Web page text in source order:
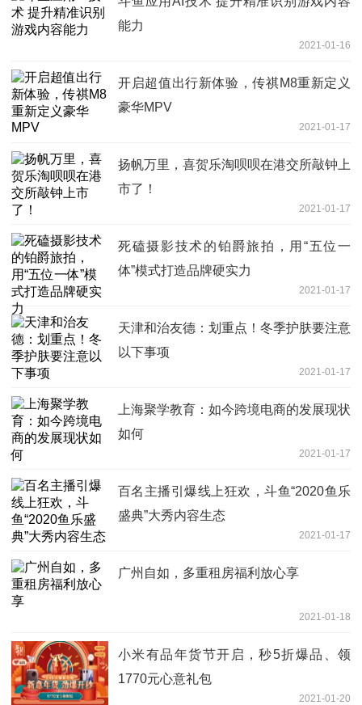
能力
2021-01-16
开启超值出行新体验，传祺M8重新定义
豪华MPV
2021-01-17
扬帆万里，喜贺乐淘呗呗在港交所敲钟上
市了！
2021-01-17
死磕摄影技术的铂爵旅拍，用“五位一
体”模式打造品牌硬实力
2021-01-17
天津和治友德：划重点！冬季护肤要注意
以下事项
2021-01-17
上海聚学教育：如今跨境电商的发展现状
如何
2021-01-17
百名主播引爆线上狂欢，斗鱼“2020鱼乐
盛典”大秀内容生态
2021-01-17
广州自如，多重租房福利放心享
2021-01-18
小米有品年货节开启，秒5折爆品、领
1770元心意礼包
2021-01-20